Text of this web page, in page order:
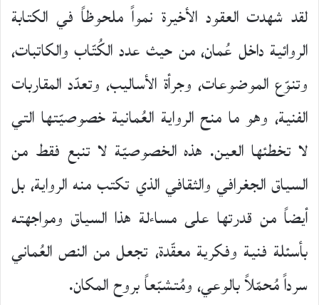
لقد شهدت العقود الأخيرة نمواً ملحوظاً في الكتابة
الروائية داخل عُمان، من حيث عدد الكُتّاب والكاتبات،
وتنوّع الموضوعات، وجرأة الأساليب، وتعدّد المقاربات
الفنية، وهو ما منح الرواية العُمانية خصوصيّتها التي
لا تخطئها العين. هذه الخصوصيّة لا تنبع فقط من
السياق الجغرافي والثقافي الذي تكتب منه الرواية، بل
أيضاً من قدرتها على مساءلة هذا السياق ومواجهته
بأسئلة فنية وفكرية معقّدة، تجعل من النص العُماني
سرداً مُحمّلاً بالوعي، ومُتشبّعاً بروح المكان.